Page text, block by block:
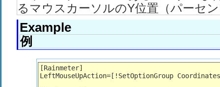
るマウスカーソルのY位置（パーセ
Example
例
[Rainmeter]
LeftMouseUpAction=[!SetOptionGroup